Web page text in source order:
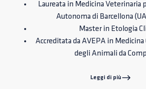
Laureata in Medicina Veterinaria
Autonoma di Barcellona
Master in Etologia
Accreditata da AVEPA in
degli Animali da
Leggi di più